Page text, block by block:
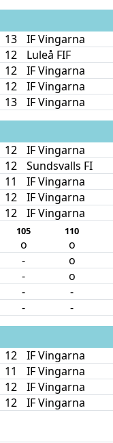
13 IF Vingarna
12 Luleå FIF
12 IF Vingarna
12 IF Vingarna
13 IF Vingarna
12 IF Vingarna
12 Sundsvalls FI
11 IF Vingarna
12 IF Vingarna
12 IF Vingarna
105 110
o o
- o
- o
- -
- -
12 IF Vingarna
11 IF Vingarna
12 IF Vingarna
12 IF Vingarna